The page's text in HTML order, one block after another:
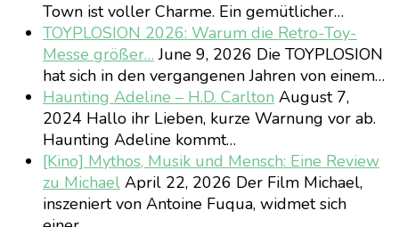
Town ist voller Charme. Ein gemütlicher…
TOYPLOSION 2026: Warum die Retro-Toy-
Messe größer… June 9, 2026 Die TOYPLOSION
hat sich in den vergangenen Jahren von einem…
Haunting Adeline – H.D. Carlton August 7,
2024 Hallo ihr Lieben, kurze Warnung vor ab.
Haunting Adeline kommt…
[Kino] Mythos, Musik und Mensch: Eine Review
zu Michael April 22, 2026 Der Film Michael,
inszeniert von Antoine Fuqua, widmet sich